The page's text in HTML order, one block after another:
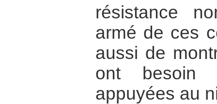
résistance
armé de ces
aussi de
ont besoin
appuyées au